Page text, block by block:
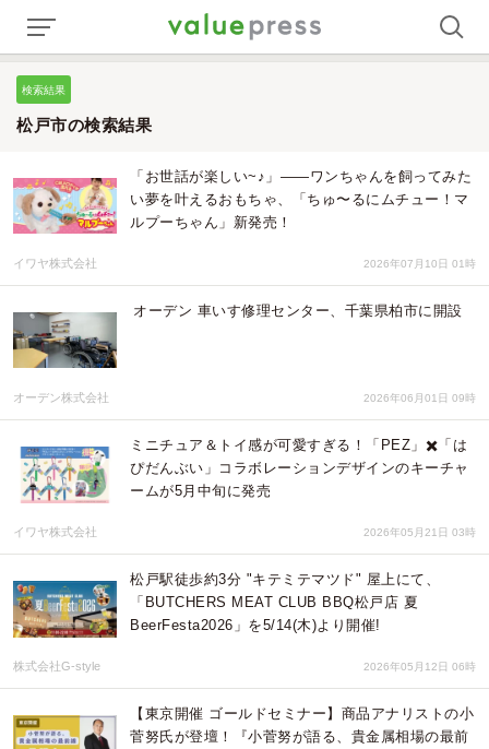
検索結果
松戸市の検索結果
「お世話が楽しい~♪」――ワンちゃんを飼ってみた
い夢を叶えるおもちゃ、「ちゅ〜るにムチュー！マ
ルプーちゃん」新発売！
イワヤ株式会社 2026年07月10日 01時
オーデン 車いす修理センター、千葉県柏市に開設
オーデン株式会社 2026年06月01日 09時
ミニチュア＆トイ感が可愛すぎる！「PEZ」✖️「は
ぴだんぶい」コラボレーションデザインのキーチャ
ームが5月中旬に発売
イワヤ株式会社 2026年05月21日 03時
松戸駅徒歩約3分 "キテミテマツド" 屋上にて、
「BUTCHERS MEAT CLUB BBQ松戸店 夏
BeerFesta2026」を5/14(木)より開催!
株式会社G-style 2026年05月12日 06時
【東京開催 ゴールドセミナー】商品アナリストの小
菅努氏が登壇！『小菅努が語る、貴金属相場の最前